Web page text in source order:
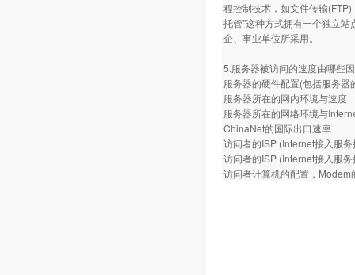
程控制技术，如文件传输
托管"这种方式拥有一个独立
企、事业单位所采用。
5.服务器被访问的速度由哪些
服务器的硬件配置(包括服务
服务器所在的网内环境与速度
服务器所在的网络环境与
ChinaNet的国际出口速率
访问者的ISP (Internet接入服
访问者的ISP (Internet接入服
访问者计算机的配置，